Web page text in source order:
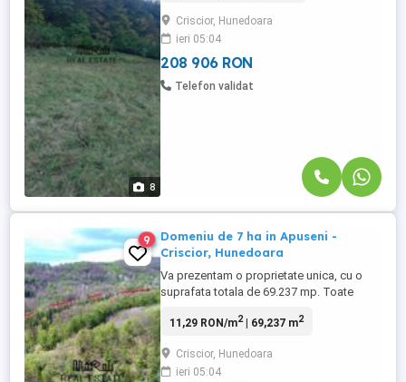
8
termen lung. Proprietatea este formata din
25.095 mp padure si 30.936 mp teren
arabil si faneata. Padurea ...
Criscior, Hunedoara
ieri 05:04
208 906 RON
Telefon validat
9
Domeniu de 7 ha in Apuseni -
Criscior, Hunedoara
Va prezentam o proprietate unica, cu o
suprafata totala de 69.237 mp. Toate
conectate intre ele si au urmatoarele
intravilan, categoria de folosinta curti
constructii, 2.700 mp teren extravilan,
11,29 RON/m2| 69,237 m2
Criscior, Hunedoara
ieri 05:04